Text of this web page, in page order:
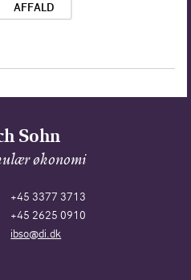
AFFALD
Sohn
økonomi
+45 3377 3713
+45 2625 0910
ibso@di.dk